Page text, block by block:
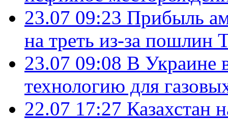
23.07 09:23 Прибыль
на треть из-за пошлин
23.07 09:08 В Украине
технологию для
22.07 17:27 Казахстан